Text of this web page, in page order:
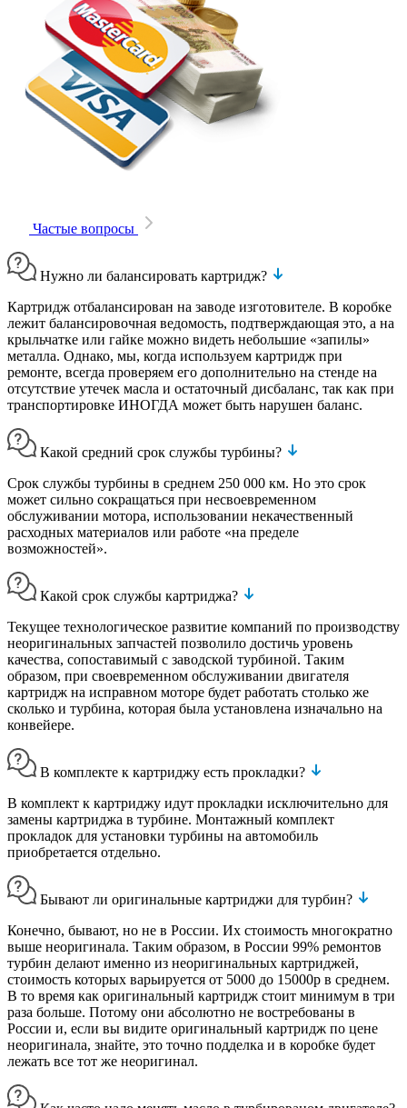
Частые вопросы
Нужно ли балансировать картридж?
Картридж отбалансирован на заводе изготовителе. В коробке
лежит балансировочная ведомость, подтверждающая это, а на
крыльчатке или гайке можно видеть небольшие «запилы»
металла. Однако, мы, когда используем картридж при
ремонте, всегда проверяем его дополнительно на стенде на
отсутствие утечек масла и остаточный дисбаланс, так как при
транспортировке ИНОГДА может быть нарушен баланс.
Какой средний срок службы турбины?
Срок службы турбины в среднем 250 000 км. Но это срок
может сильно сокращаться при несвоевременном
обслуживании мотора, использовании некачественный
расходных материалов или работе «на пределе
возможностей».
Какой срок службы картриджа?
Текущее технологическое развитие компаний по производству
неоригинальных запчастей позволило достичь уровень
качества, сопоставимый с заводской турбиной. Таким
образом, при своевременном обслуживании двигателя
картридж на исправном моторе будет работать столько же
сколько и турбина, которая была установлена изначально на
конвейере.
В комплекте к картриджу есть прокладки?
В комплект к картриджу идут прокладки исключительно для
замены картриджа в турбине. Монтажный комплект
прокладок для установки турбины на автомобиль
приобретается отдельно.
Бывают ли оригинальные картриджи для турбин?
Конечно, бывают, но не в России. Их стоимость многократно
выше неоригинала. Таким образом, в России 99% ремонтов
турбин делают именно из неоригинальных картриджей,
стоимость которых варьируется от 5000 до 15000р в среднем.
В то время как оригинальный картридж стоит минимум в три
раза больше. Потому они абсолютно не востребованы в
России и, если вы видите оригинальный картридж по цене
неоригинала, знайте, это точно подделка и в коробке будет
лежать все тот же неоригинал.